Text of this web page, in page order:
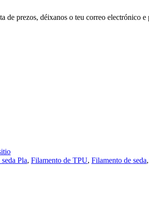
de prezos, déixanos o teu correo electrónico
Pla, Filamento de TPU, Filamento de seda,